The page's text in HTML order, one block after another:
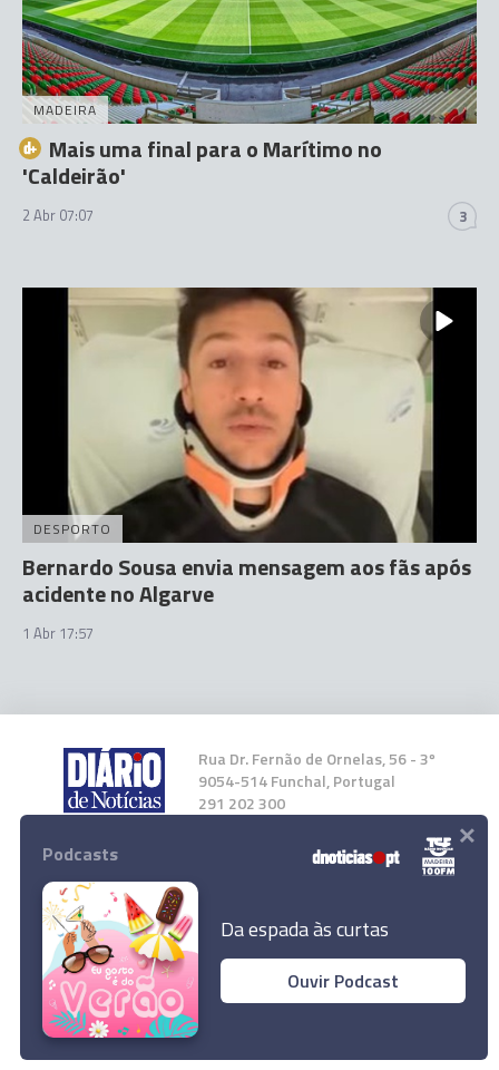
MADEIRA
Mais uma final para o Marítimo no
'Caldeirão'
2 Abr 07:07 3
DESPORTO
Bernardo Sousa envia mensagem aos fãs após
acidente no Algarve
1 Abr 17:57
Rua Dr. Fernão de Ornelas, 56 - 3º
9054-514 Funchal, Portugal
291 202 300
Instale a nossa App
© 2023 Empresa Diário de Notícias, Lda.
Todos os direitos reservados.
Podcasts
Da espada às curtas
Ouvir Podcast
×